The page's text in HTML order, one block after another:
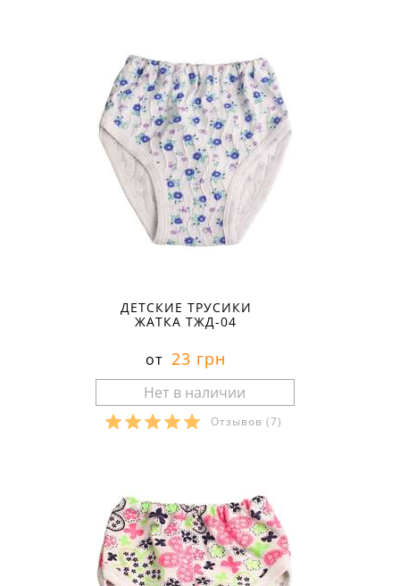
ДЕТСКИЕ ТРУСИКИ
ЖАТКА ТЖД-04
от 23 грн
Отзывов (7)